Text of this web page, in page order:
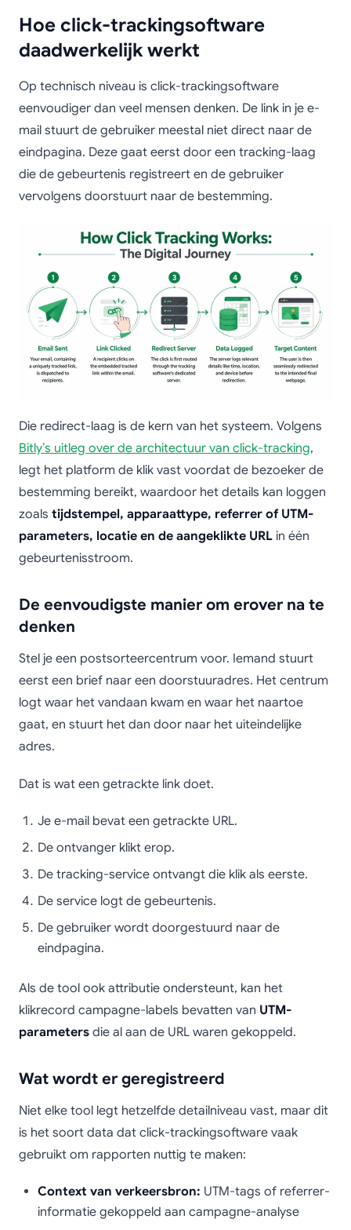
Hoe click-trackingsoftware
daadwerkelijk werkt
Op technisch niveau is click-trackingsoftware
eenvoudiger dan veel mensen denken. De link in je e-
mail stuurt de gebruiker meestal niet direct naar de
eindpagina. Deze gaat eerst door een tracking-laag
die de gebeurtenis registreert en de gebruiker
vervolgens doorstuurt naar de bestemming.
Die redirect-laag is de kern van het systeem. Volgens
Bitly’s uitleg over de architectuur van click-tracking,
legt het platform de klik vast voordat de bezoeker de
bestemming bereikt, waardoor het details kan loggen
zoals tijdstempel, apparaattype, referrer of UTM-
parameters, locatie en de aangeklikte URL in één
gebeurtenisstroom.
De eenvoudigste manier om erover na te
denken
Stel je een postsorteercentrum voor. Iemand stuurt
eerst een brief naar een doorstuuradres. Het centrum
logt waar het vandaan kwam en waar het naartoe
gaat, en stuurt het dan door naar het uiteindelijke
adres.
Dat is wat een getrackte link doet.
Je e-mail bevat een getrackte URL.
De ontvanger klikt erop.
De tracking-service ontvangt die klik als eerste.
De service logt de gebeurtenis.
De gebruiker wordt doorgestuurd naar de
eindpagina.
Als de tool ook attributie ondersteunt, kan het
klikrecord campagne-labels bevatten van UTM-
parameters die al aan de URL waren gekoppeld.
Wat wordt er geregistreerd
Niet elke tool legt hetzelfde detailniveau vast, maar dit
is het soort data dat click-trackingsoftware vaak
gebruikt om rapporten nuttig te maken:
Context van verkeersbron: UTM-tags of referrer-
informatie gekoppeld aan campagne-analyse